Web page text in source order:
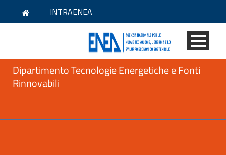
INTRAENEA
Dipartimento Tecnologie Energetiche e Fonti
Rinnovabili